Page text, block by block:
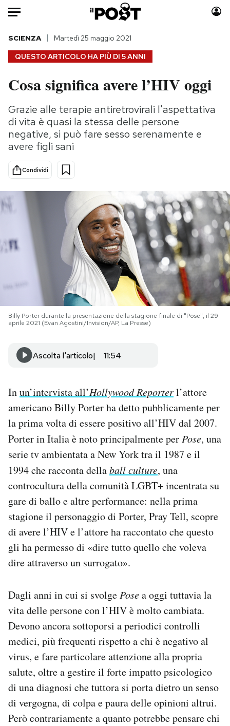
Auto
HOME
Italia
Politica
Tecnologia
Internet
Scienza
Cultura
Economia
Moda
Consumismi
Storie/Idee
Altrecose
Mondiali calcio 2026
PODCAST
NEWSLETTER
I MIEI PREFERITI
SHOP
AREA PERSONALE
Area Personale
Newsletter
Notifiche mobile
Regala il Post
QUESTO ARTICOLO HA PIÙ DI 5 ANNI
SCIENZA Martedì 25 maggio 2021
Cosa significa avere l’HIV oggi
Grazie alle terapie antiretrovirali l'aspettativa
di vita è quasi la stessa delle persone
negative, si può fare sesso serenamente e
avere figli sani
Condividi
Billy Porter durante la presentazione della stagione finale di "Pose", il 29
aprile 2021 (Evan Agostini/Invision/AP, La Presse)
Ascolta l'articolo 11:54
Inun’intervista all’Hollywood Reporterl’attore
americano Billy Porter ha detto pubblicamente per
la prima volta di essere positivo all’HIV dal 2007.
Porter in Italia è noto principalmente perPose, una
serie tv ambientata a New York tra il 1987 e il
1994 che racconta dellaball culture, una
controcultura della comunità LGBT+ incentrata su
gare di ballo e altre performance: nella prima
stagione il personaggio di Porter, Pray Tell, scopre
di avere l’HIV e l’attore ha raccontato che questo
gli ha permesso di «dire tutto quello che voleva
dire attraverso un surrogato».
Dagli anni in cui si svolgePosea oggi tuttavia la
vita delle persone con l’HIV è molto cambiata.
Devono ancora sottoporsi a periodici controlli
medici, più frequenti rispetto a chi è negativo al
virus, e fare particolare attenzione alla propria
salute, oltre a gestire il forte impatto psicologico
di una diagnosi che tuttora si porta dietro un senso
di vergogna, di colpa e paura delle opinioni altrui.
Però contrariamente a quanto potrebbe pensare chi